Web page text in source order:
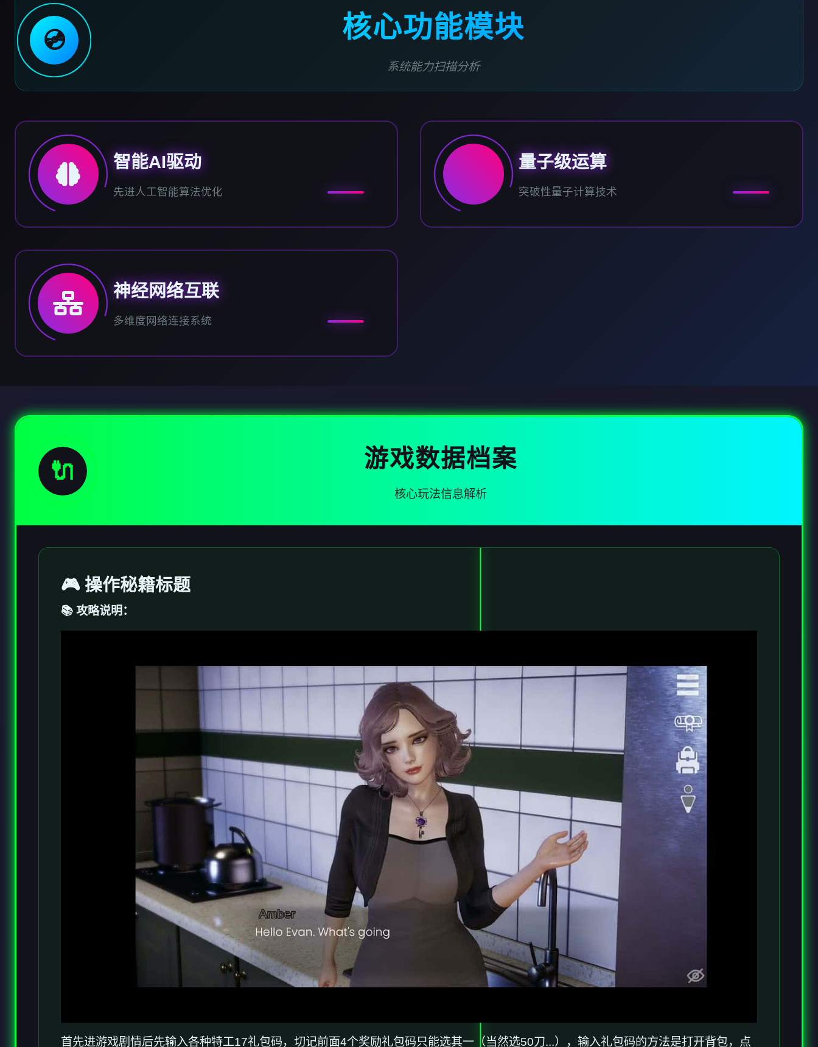
💿 核心功能模块
系统能力扫描分析
智能AI驱动
先进人工智能算法优化
量子级运算
突破性量子计算技术
神经网络互联
多维度网络连接系统
🔌 游戏数据档案
核心玩法信息解析
🎮 操作秘籍标题
📚 攻略说明：
首先进游戏剧情后先输入各种特工17礼包码，切记前面4个奖励礼包码只能选其一（当然选50刀...），输入礼包码的方法是打开背包，点